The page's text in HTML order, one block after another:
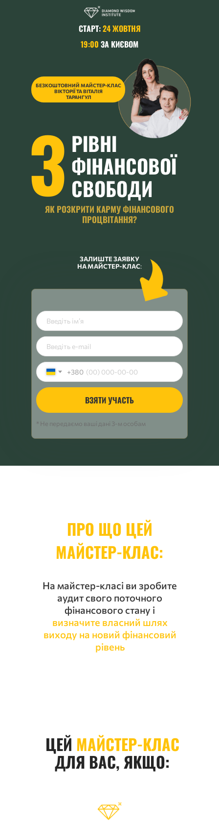
РІВНІ
ФІНАНСОВОЇ
СВОБОДИ
ЯК РОЗКРИТИ КАРМУ ФІНАНСОВОГО
ПРОЦВІТАННЯ?
ЗАЛИШТЕ ЗАЯВКУ
НА МАЙСТЕР-КЛАС:
БЕЗКОШТОВНИЙ МАЙСТЕР-КЛАС
ВІКТОРІЇ ТА ВІТАЛІЯ
ТАРАНГУЛ
* Не передаємо ваші дані 3-м особам
3
СТАРТ:24 ЖОВТНЯ
19:00 ЗА КИЄВОМ
+380
ВЗЯТИ УЧАСТЬ
ПРО ЩО ЦЕЙ
МАЙСТЕР-КЛАС:
На майстер-класі ви зробите
аудит свого поточного
фінансового стану і
визначите власний шлях
виходу на новий фінансовий
рівень
ЦЕЙ МАЙСТЕР-КЛАС
ДЛЯ ВАС, ЯКЩО: